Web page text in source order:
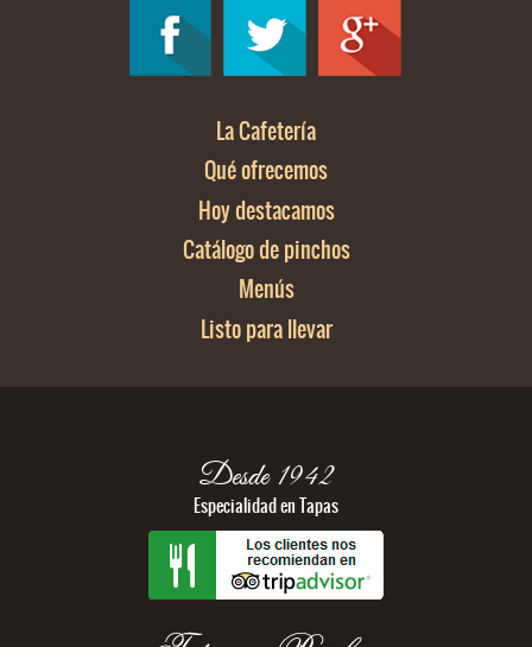
La Cafetería
Qué ofrecemos
Hoy destacamos
Catálogo de pinchos
Menús
Listo para llevar
Desde 1942
Especialidad en Tapas